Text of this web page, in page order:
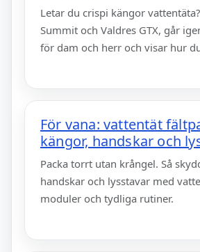
Letar du crispi kängor
Summit och Valdres GTX, går
för dam och herr och visar hur
För vana: vattentät
kängor, handskar och
Packa torrt utan krångel. Så
handskar och lysstavar med
moduler och tydliga rutiner.